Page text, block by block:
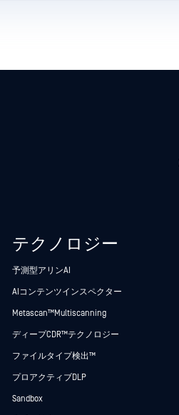
テクノロジー
予測型アリンAI
AIコンテンツインスペクター
Metascan™ Multiscanning
ディープCDR™テクノロジー
ファイルタイプ検出™
プロアクティブDLP
Sandbox